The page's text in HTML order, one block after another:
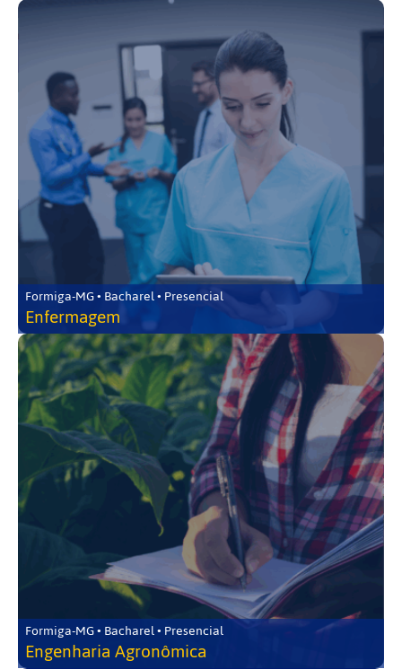
Formiga-MG • Bacharel • Presencial
Enfermagem
Formiga-MG • Bacharel • Presencial
Engenharia Agronômica